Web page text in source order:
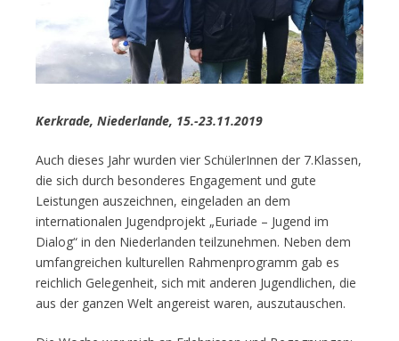
Kerkrade, Niederlande, 15.-23.11.2019
Auch dieses Jahr wurden vier SchülerInnen der 7.Klassen,
die sich durch besonderes Engagement und gute
Leistungen auszeichnen, eingeladen an dem
internationalen Jugendprojekt „Euriade – Jugend im
Dialog“ in den Niederlanden teilzunehmen. Neben dem
umfangreichen kulturellen Rahmenprogramm gab es
reichlich Gelegenheit, sich mit anderen Jugendlichen, die
aus der ganzen Welt angereist waren, auszutauschen.